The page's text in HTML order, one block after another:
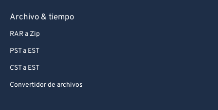
Archivo & tiempo
RAR a Zip
PST a EST
CST a EST
Convertidor de archivos